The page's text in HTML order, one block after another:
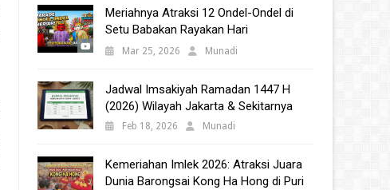
Meriahnya Atraksi 12 Ondel-Ondel di
Setu Babakan Rayakan Hari
Kebudayaan Nasional 2025
Mar 25, 2026 Munadi
Jadwal Imsakiyah Ramadan 1447 H
(2026) Wilayah Jakarta & Sekitarnya
Feb 18, 2026 Munadi
Kemeriahan Imlek 2026: Atraksi Juara
Dunia Barongsai Kong Ha Hong di Puri